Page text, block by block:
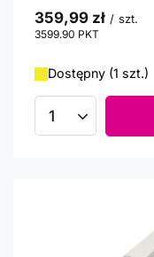
359,99 zł / szt.
3599.90 PKT
Dostępny (1 szt.)
Ilość produktów